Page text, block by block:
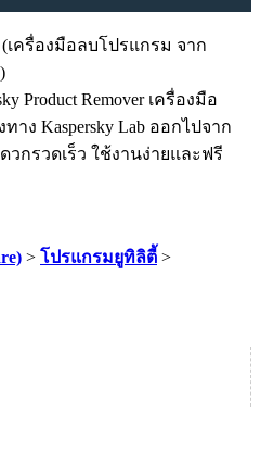
Product Remover เครื่องมือ
ง Kaspersky Lab ออกไปจาก
วกรวดเร็ว ใช้งานง่ายและฟรี
> โปรแกรมยูทิลิตี้ >